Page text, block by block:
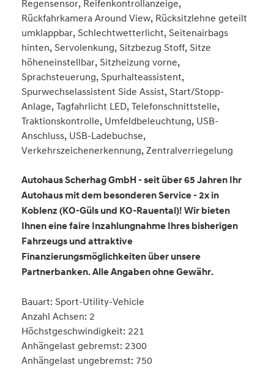
Regensensor, Reifenkontrollanzeige,
Rückfahrkamera Around View, Rücksitzlehne geteilt
umklappbar, Schlechtwetterlicht, Seitenairbags
hinten, Servolenkung, Sitzbezug Stoff, Sitze
höheneinstellbar, Sitzheizung vorne,
Sprachsteuerung, Spurhalteassistent,
Spurwechselassistent Side Assist, Start/Stopp-
Anlage, Tagfahrlicht LED, Telefonschnittstelle,
Traktionskontrolle, Umfeldbeleuchtung, USB-
Anschluss, USB-Ladebuchse,
Verkehrszeichenerkennung, Zentralverriegelung
Autohaus Scherhag GmbH - seit über 65 Jahren Ihr
Autohaus mit dem besonderen Service - 2x in
Koblenz (KO-Güls und KO-Rauental)! Wir bieten
Ihnen eine faire Inzahlungnahme Ihres bisherigen
Fahrzeugs und attraktive
Finanzierungsmöglichkeiten über unsere
Partnerbanken. Alle Angaben ohne Gewähr.
Bauart: Sport-Utility-Vehicle
Anzahl Achsen: 2
Höchstgeschwindigkeit: 221
Anhängelast gebremst: 2300
Anhängelast ungebremst: 750